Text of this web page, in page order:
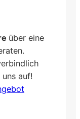
über eine
auf!